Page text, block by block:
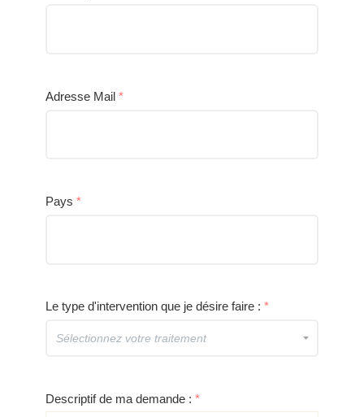
Adresse Mail *
Pays *
Le type d'intervention que je désire faire : *
Descriptif de ma demande : *